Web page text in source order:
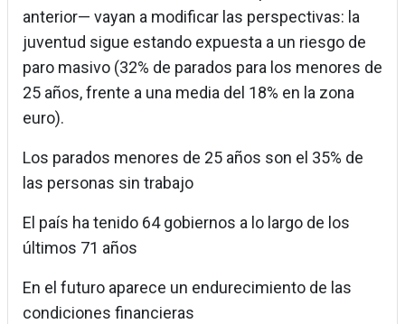
anterior— vayan a modificar las perspectivas: la
juventud sigue estando expuesta a un riesgo de
paro masivo (32% de parados para los menores de
25 años, frente a una media del 18% en la zona
euro).
Los parados menores de 25 años son el 35% de
las personas sin trabajo
El país ha tenido 64 gobiernos a lo largo de los
últimos 71 años
En el futuro aparece un endurecimiento de las
condiciones financieras